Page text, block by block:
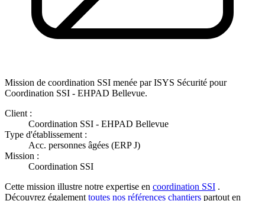
Mission de coordination SSI menée par ISYS Sécurité pour
Coordination SSI - EHPAD Bellevue.
Client :
Coordination SSI - EHPAD Bellevue
Type d'établissement :
Acc. personnes âgées (ERP J)
Mission :
Coordination SSI
Cette mission illustre notre expertise en coordination SSI .
Découvrez également toutes nos références chantiers partout en